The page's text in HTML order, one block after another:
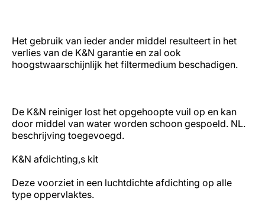
Het gebruik van ieder ander middel resulteert in het
verlies van de K&N garantie en zal ook
hoogstwaarschijnlijk het filtermedium beschadigen.
De K&N reiniger lost het opgehoopte vuil op en kan
door middel van water worden schoon gespoeld. NL.
beschrijving toegevoegd.
K&N afdichting,s kit
Deze voorziet in een luchtdichte afdichting op alle
type oppervlaktes.